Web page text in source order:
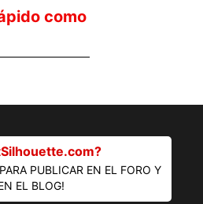
como
PARA PUBLICAR EN EL FORO Y
EL BLOG!